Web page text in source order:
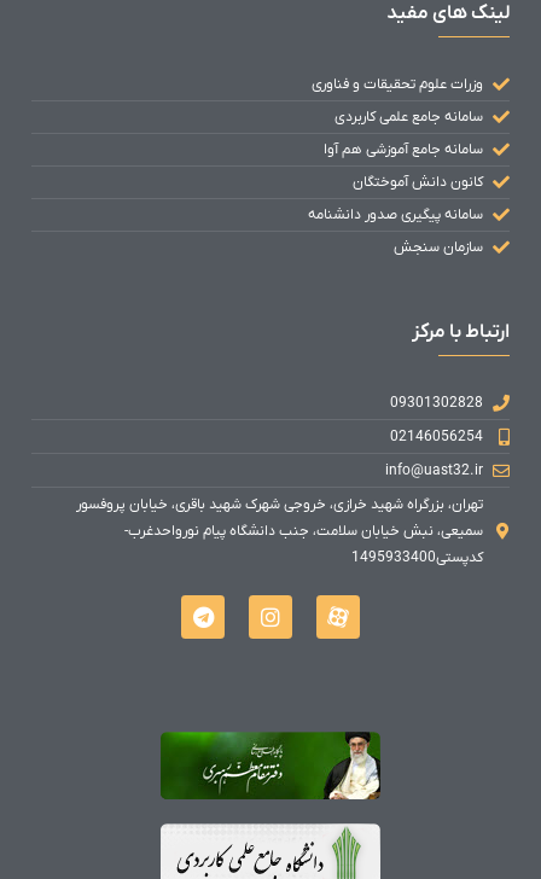
لینک های مفید
وزرات علوم تحقیقات و فناوری
سامانه جامع علمی کاربردی
سامانه جامع آموزشی هم آوا
کانون دانش آموختگان
سامانه پیگیری صدور دانشنامه
سازمان سنجش
ارتباط با مرکز
09301302828
02146056254
info@uast32.ir
تهران، بزرگراه شهید خرازی، خروجی شهرک شهید باقری، خیابان پروفسور
سمیعی، نبش خیابان سلامت، جنب دانشگاه پیام نورواحدغرب-
کدپستی1495933400